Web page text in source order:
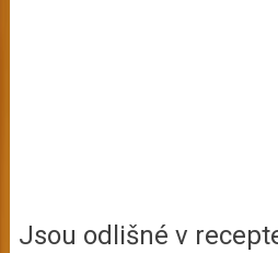
Jsou odlišné v